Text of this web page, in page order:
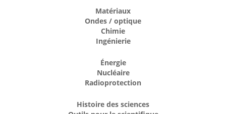
Matériaux
Ondes / optique
Chimie
Ingénierie
Énergie
Nucléaire
Radioprotection
Histoire des sciences